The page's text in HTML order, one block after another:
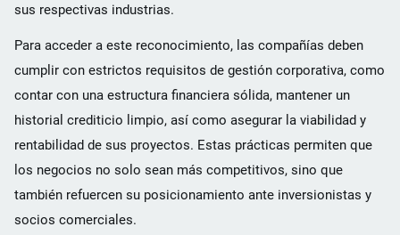
sus respectivas industrias.
Para acceder a este reconocimiento, las compañías deben
cumplir con estrictos requisitos de gestión corporativa, como
contar con una estructura financiera sólida, mantener un
historial crediticio limpio, así como asegurar la viabilidad y
rentabilidad de sus proyectos. Estas prácticas permiten que
los negocios no solo sean más competitivos, sino que
también refuercen su posicionamiento ante inversionistas y
socios comerciales.